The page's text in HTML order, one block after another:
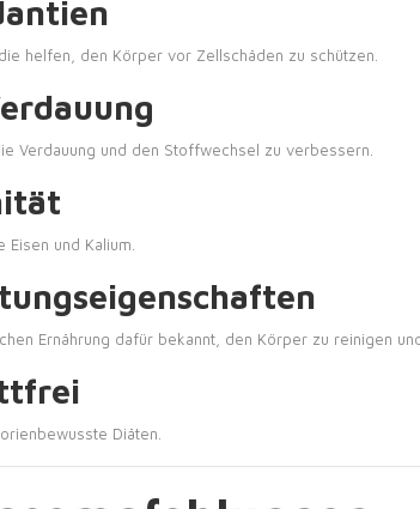
helfen, den Körper vor Zellschäden zu schützen.
Verdauung und den Stoffwechsel zu verbessern.
und Kalium.
Ernährung dafür bekannt, den Körper zu reinigen
Diäten.